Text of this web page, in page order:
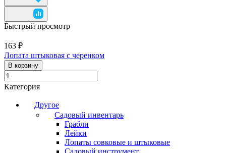
Быстрый просмотр
163 ₽
Лопата штыковая с черенком
В корзину
Категория
Другое
Садовый инвентарь
Грабли
Лейки
Лопаты совковые и штыковые
Садовый инструмент